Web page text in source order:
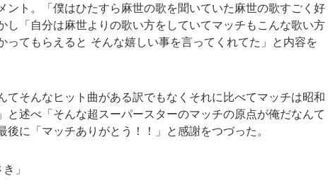
ント。「僕はひたすら麻世の歌を聞いていた麻世の歌すごく好
し「自分は麻世よりの歌い方をしていてマッチもこんな歌い方
ってもらえると そんな嬉しい事を言ってくれてた」と内容を
そんなヒット曲がある訳でもなくそれに比べてマッチは昭和
と述べ「そんな超スーパースターのマッチの原点が俺だなんて
に「マッチありがとう！！」と感謝をつづった。
」